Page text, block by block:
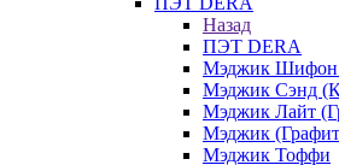
Назад
ПЭТ DERA
Мэджик Шифон
Мэджик Сэнд
Мэджик Лайт
Мэджик
Мэджик Тоффи